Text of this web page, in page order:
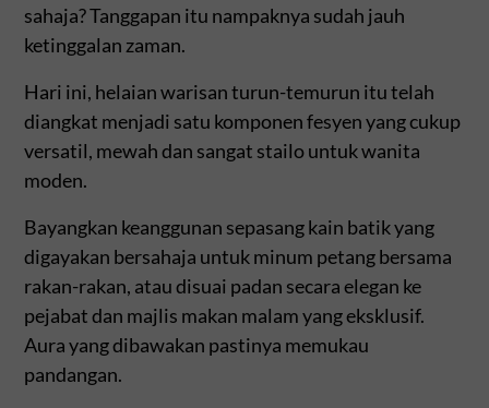
sahaja? Tanggapan itu nampaknya sudah jauh
ketinggalan zaman.
Hari ini, helaian warisan turun-temurun itu telah
diangkat menjadi satu komponen fesyen yang cukup
versatil, mewah dan sangat stailo untuk wanita
moden.
Bayangkan keanggunan sepasang kain batik yang
digayakan bersahaja untuk minum petang bersama
rakan-rakan, atau disuai padan secara elegan ke
pejabat dan majlis makan malam yang eksklusif.
Aura yang dibawakan pastinya memukau
pandangan.